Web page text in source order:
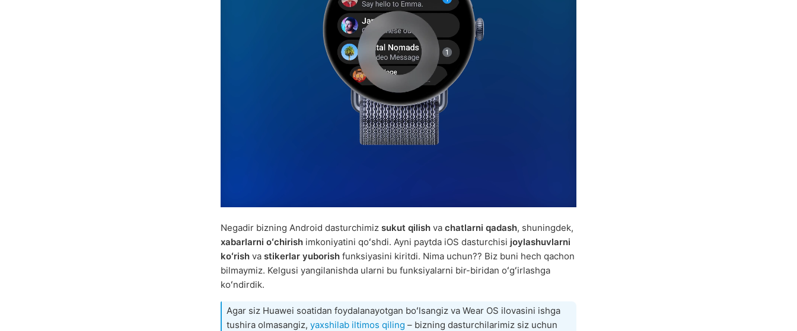
Negadir bizning Android dasturchimiz sukut qilish va chatlarni qadash, shuningdek,
xabarlarni oʻchirish imkoniyatini qoʻshdi. Ayni paytda iOS dasturchisi joylashuvlarni
koʻrish va stikerlar yuborish funksiyasini kiritdi. Nima uchun?? Biz buni hech qachon
bilmaymiz. Kelgusi yangilanishda ularni bu funksiyalarni bir-biridan oʻgʻirlashga
koʻndirdik.
Agar siz Huawei soatidan foydalanayotgan boʻlsangiz va Wear OS ilovasini ishga
tushira olmasangiz, yaxshilab iltimos qiling – bizning dasturchilarimiz siz uchun